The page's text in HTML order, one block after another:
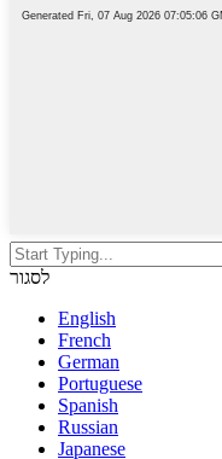
לסגור
English
French
German
Portuguese
Spanish
Russian
Japanese